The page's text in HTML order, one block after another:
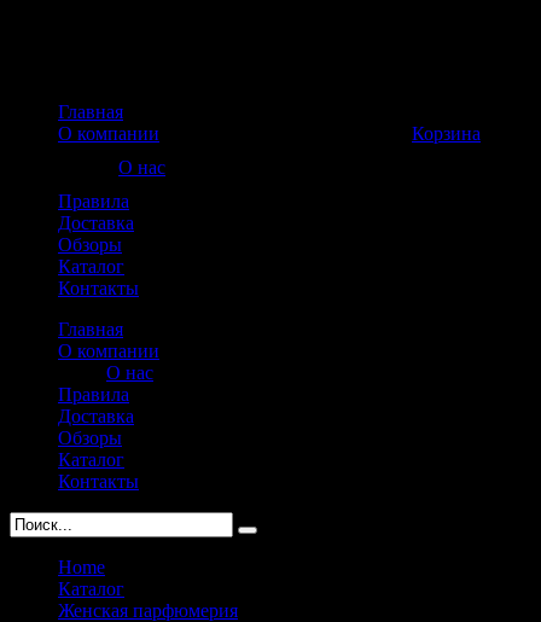
Корзина
Главная
О компании
О нас
Правила
Доставка
Обзоры
Каталог
Контакты
Главная
О компании
О нас
Правила
Доставка
Обзоры
Каталог
Контакты
Home
Каталог
Женская парфюмерия